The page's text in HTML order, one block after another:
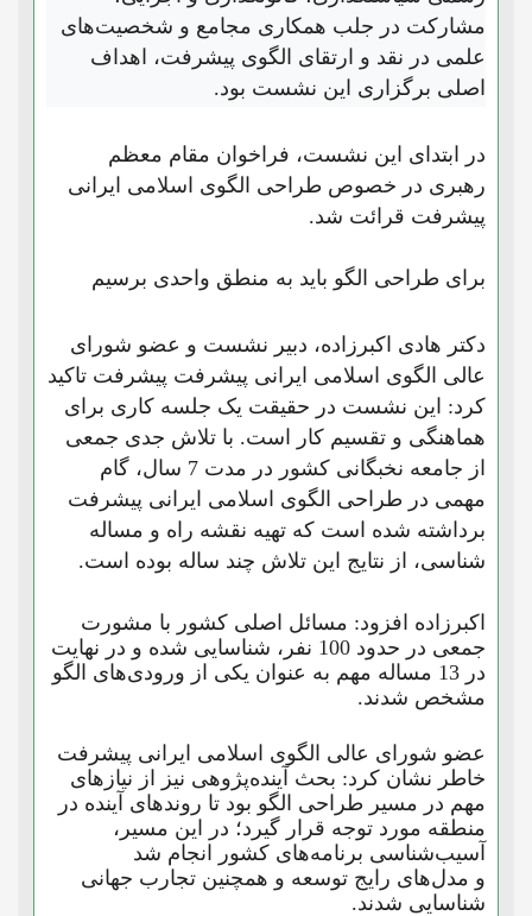
مشارکت در جلب همکاری مجامع و شخصیت‌های
علمی در نقد و ارتقای الگوی پیشرفت، اهداف
اصلی برگزاری این نشست بود.
در ابتدای این نشست، فراخوان مقام معظم
رهبری در خصوص طراحی الگوی اسلامی ایرانی
پیشرفت قرائت شد.
برای طراحی الگو باید به منطق واحدی برسیم
دکتر هادی اکبرزاده، دبیر نشست و عضو شورای
عالی الگوی اسلامی ایرانی پیشرفت پیشرفت تاکید
کرد: این نشست در حقیقت یک جلسه کاری برای
هماهنگی و تقسیم کار است. با تلاش جدی جمعی
از جامعه نخبگانی کشور در مدت 7 سال، گام
مهمی در طراحی الگوی اسلامی ایرانی پیشرفت
برداشته شده است که تهیه نقشه راه و مساله
شناسی، از نتایج این تلاش چند ساله بوده است.
اکبرزاده افزود: مسائل اصلی کشور با مشورت
جمعی در حدود 100 نفر، شناسایی شده و در نهایت
در 13 مساله مهم به عنوان یکی از ورودی‌های الگو
مشخص شدند.
عضو شورای عالی الگوی اسلامی ایرانی پیشرفت
خاطر نشان کرد: بحث آینده‌پژوهی نیز از نیازهای
مهم در مسیر طراحی الگو بود تا روندهای آینده در
منطقه مورد توجه قرار گیرد؛ در این مسیر،
آسیب‌شناسی برنامه‌های کشور انجام شد
و مدل‌های رایج توسعه و همچنین تجارب جهانی
شناسایی شدند.